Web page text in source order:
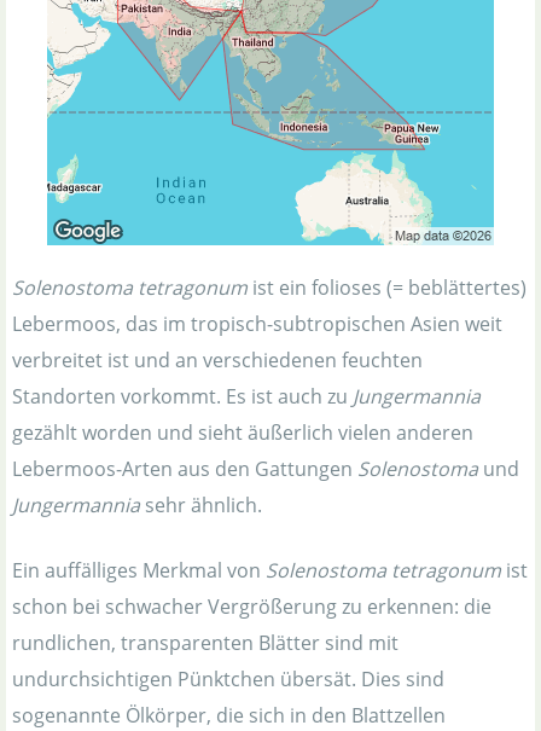
Solenostoma tetragonum ist ein folioses (= beblättertes)
Lebermoos, das im tropisch-subtropischen Asien weit
verbreitet ist und an verschiedenen feuchten
Standorten vorkommt. Es ist auch zu Jungermannia
gezählt worden und sieht äußerlich vielen anderen
Lebermoos-Arten aus den Gattungen Solenostoma und
Jungermannia sehr ähnlich.
Ein auffälliges Merkmal von Solenostoma tetragonum ist
schon bei schwacher Vergrößerung zu erkennen: die
rundlichen, transparenten Blätter sind mit
undurchsichtigen Pünktchen übersät. Dies sind
sogenannte Ölkörper, die sich in den Blattzellen